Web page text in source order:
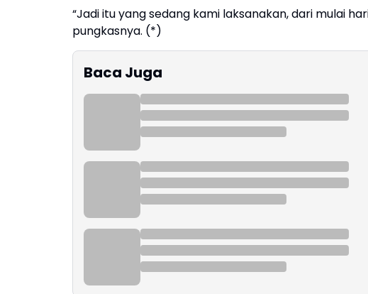
“Jadi itu yang sedang kami laksanakan, dari mulai
pungkasnya. (*)
Baca Juga